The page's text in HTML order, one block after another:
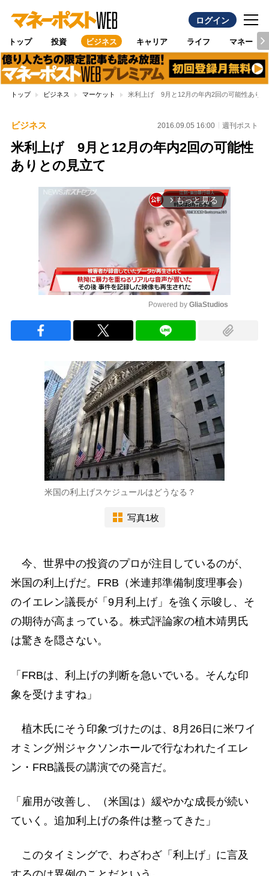
ログイン
トップ 投資 ビジネス キャリア ライフ マネー
トップ ビジネス マーケット 米利上げ 9月と12月の年内2回の可能性ありと
ビジネス 2016.09.05 16:00 週刊ポスト
米利上げ 9月と12月の年内2回の可能性
ありとの見立て
arrow_forward_ios もっと見る
Powered by GliaStudios
米国の利上げスケジュールはどうなる？
写真1枚
今、世界中の投資のプロが注目しているのが、
米国の利上げだ。FRB（米連邦準備制度理事会）
のイエレン議長が「9月利上げ」を強く示唆し、そ
の期待が高まっている。株式評論家の植木靖男氏
は驚きを隠さない。
「FRBは、利上げの判断を急いでいる。そんな印
象を受けますね」
植木氏にそう印象づけたのは、8月26日に米ワイ
オミング州ジャクソンホールで行なわれたイエレ
ン・FRB議長の講演での発言だ。
「雇用が改善し、（米国は）緩やかな成長が続い
ていく。追加利上げの条件は整ってきた」
このタイミングで、わざわざ「利上げ」に言及